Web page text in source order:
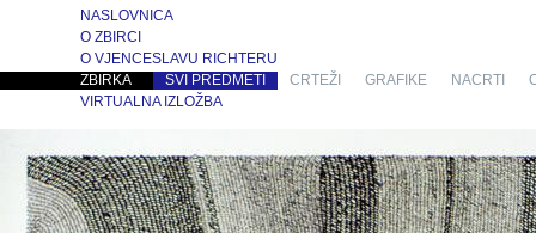
NASLOVNICA
O ZBIRCI
O VJENCESLAVU RICHTERU
ZBIRKA
SVI PREDMETI CRTEŽI GRAFIKE NACRTI
VIRTUALNA IZLOŽBA